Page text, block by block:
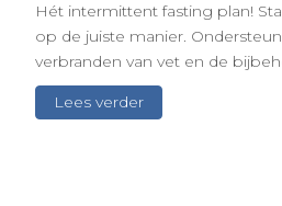
Hét intermittent fasting plan!
op de juiste manier.
verbranden van vet en de
Lees verder